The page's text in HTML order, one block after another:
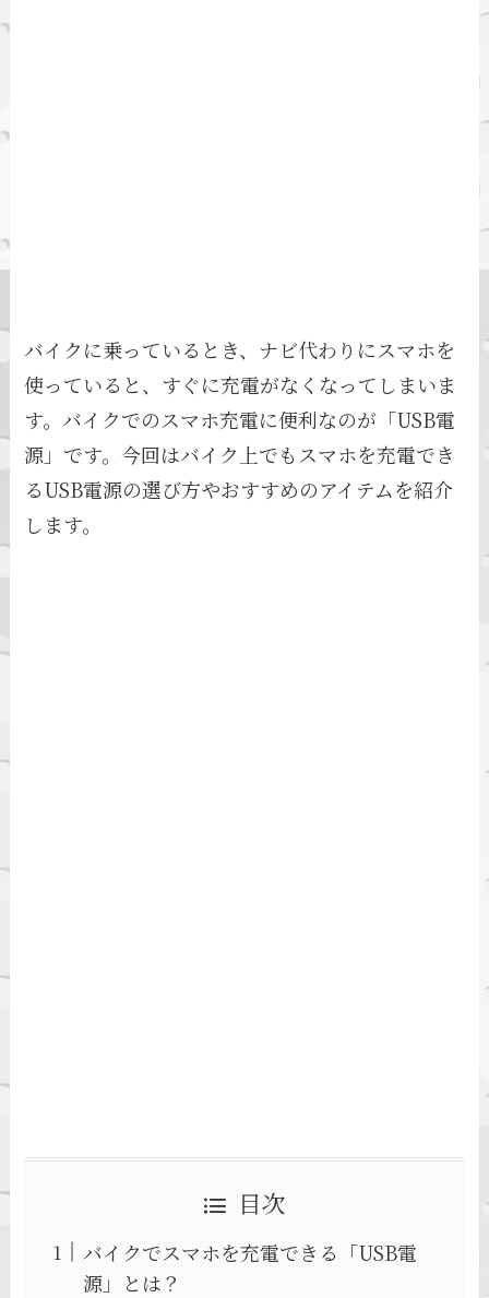
バイクに乗っているとき、ナビ代わりにスマホを
使っていると、すぐに充電がなくなってしまいま
す。バイクでのスマホ充電に便利なのが「USB電
源」です。今回はバイク上でもスマホを充電でき
るUSB電源の選び方やおすすめのアイテムを紹介
します。
目次
バイクでスマホを充電できる「USB電
源」とは？